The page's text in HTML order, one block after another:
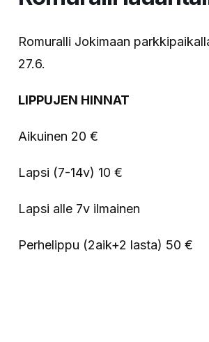
Romuralli Jokimaan
27.6.
LIPPUJEN HINNAT
Aikuinen 20 €
Lapsi (7-14v) 10 €
Lapsi alle 7v ilmainen
Perhelippu (2aik+2 lasta) 50 €